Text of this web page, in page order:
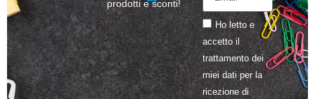
prodotti e sconti!
Ho letto e
accetto il
trattamentodei
miei dati per la
ricezione di